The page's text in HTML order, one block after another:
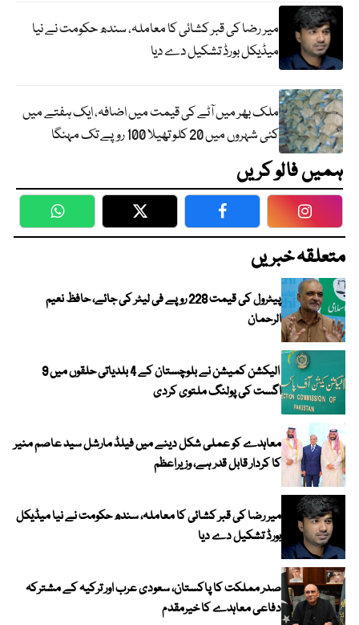
میر رضا کی قبر کشائی کا معاملہ، سندھ حکومت نے نیا
میڈیکل بورڈ تشکیل دے دیا
ملک بھر میں آٹے کی قیمت میں اضافہ، ایک ہفتے میں
کئی شہروں میں 20 کلو تھیلا 100 روپے تک مہنگا
ہمیں فالو کریں
WhatsApp Twitter Facebook
متعلقہ خبریں
پیٹرول کی قیمت 228 روپے فی لیٹر کی جائے، حافظ نعیم
الرحمان
الیکشن کمیشن نے بلوچستان کے 4 بلدیاتی حلقوں میں 9
اگست کی پولنگ ملتوی کردی
معاہدے کو عملی شکل دینے میں فیلڈ مارشل سید عاصم منیر
کا کردار قابل قدر ہے، وزیراعظم
میر رضا کی قبر کشائی کا معاملہ، سندھ حکومت نے نیا میڈیکل
بورڈ تشکیل دے دیا
صدر مملکت کا پاکستان، سعودی عرب اور ترکیہ کے مشترکہ
دفاعی معاہدے کا خیرمقدم